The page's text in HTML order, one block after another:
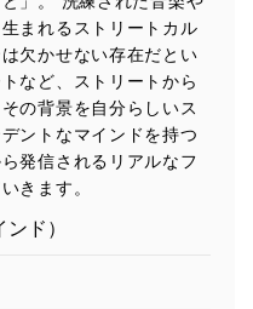
まれるストリートカル
欠かせない存在だとい
など、ストリートから
の背景を自分らしいス
ントなマインドを持つ
発信されるリアルなフ
きます。
ド）